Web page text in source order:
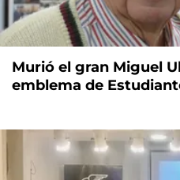
Murió el gran Miguel
emblema de